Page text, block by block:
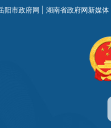
阳市政府网 湖南省政府网新媒体